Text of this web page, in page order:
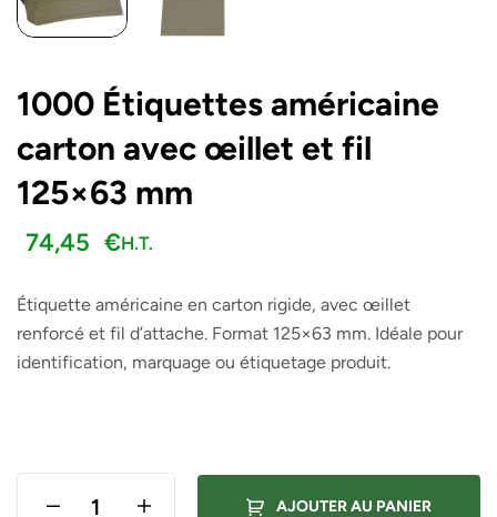
1000 Étiquettes américaine
carton avec œillet et fil
125×63 mm
74,45 €H.T.
Étiquette américaine en carton rigide, avec œillet
renforcé et fil d’attache. Format 125×63 mm. Idéale pour
identification, marquage ou étiquetage produit.
AJOUTER AU PANIER